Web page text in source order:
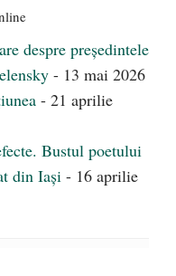
despre președintele
- 13 mai 2026
- 21 aprilie
Bustul poetului
din Iași - 16 aprilie